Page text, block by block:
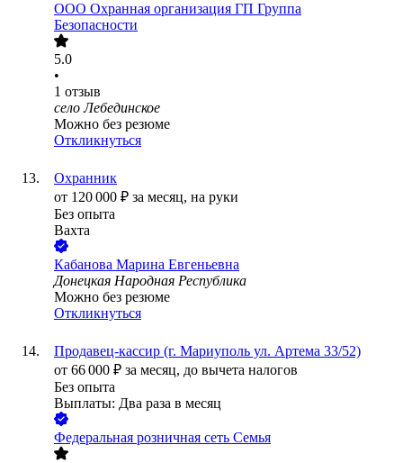
ООО Охранная организация ГП Группа
Безопасности
5.0
•
1 отзыв
село Лебединское
Можно без резюме
Откликнуться
Охранник
от 120 000 ₽ за месяц, на руки
Без опыта
Вахта
Кабанова Марина Евгеньевна
Донецкая Народная Республика
Можно без резюме
Откликнуться
Продавец-кассир (г. Мариуполь ул. Артема 33/52)
от 66 000 ₽ за месяц, до вычета налогов
Без опыта
Выплаты: Два раза в месяц
Федеральная розничная сеть Семья